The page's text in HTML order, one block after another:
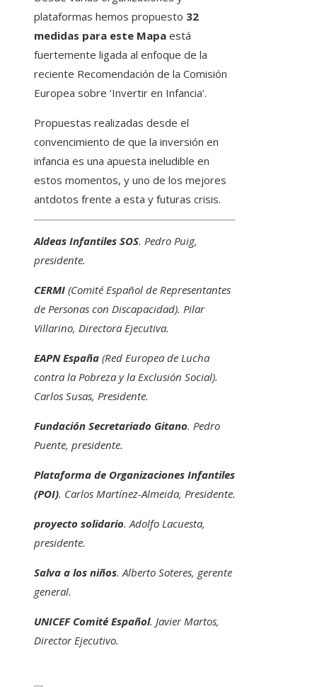
plataformas hemos propuesto 32
medidas para este Mapa está
fuertemente ligada al enfoque de la
reciente Recomendación de la Comisión
Europea sobre ‘Invertir en Infancia’.
Propuestas realizadas desde el
convencimiento de que la inversión en
infancia es una apuesta ineludible en
estos momentos, y uno de los mejores
antdotos frente a esta y futuras crisis.
Aldeas Infantiles SOS. Pedro Puig,
presidente.
CERMI (Comité Español de Representantes
de Personas con Discapacidad). Pilar
Villarino, Directora Ejecutiva.
EAPN España (Red Europea de Lucha
contra la Pobreza y la Exclusión Social).
Carlos Susas, Presidente.
Fundación Secretariado Gitano. Pedro
Puente, presidente.
Plataforma de Organizaciones Infantiles
(POI). Carlos Martínez-Almeida, Presidente.
proyecto solidario. Adolfo Lacuesta,
presidente.
Salva a los niños. Alberto Soteres, gerente
general.
UNICEF Comité Español. Javier Martos,
Director Ejecutivo.